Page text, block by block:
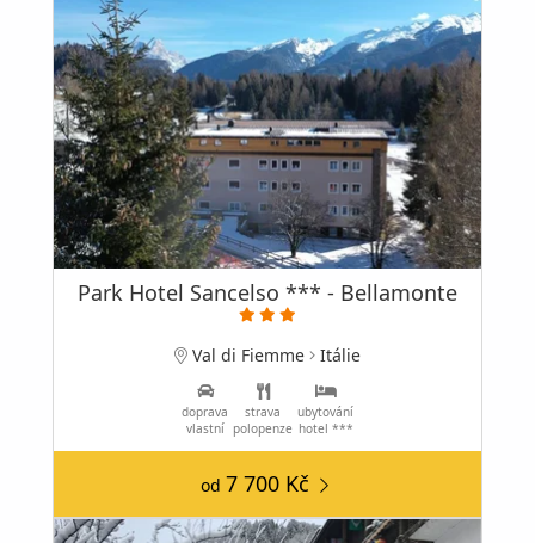
Park Hotel Sancelso *** - Bellamonte
Val di Fiemme Itálie
doprava
vlastní
strava
polopenze
ubytování
hotel ***
od 7 700 Kč